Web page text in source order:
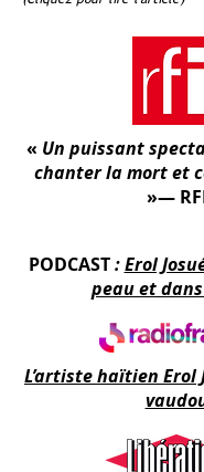
« Un puissant
chanter la mort et
»—
PODCAST:Erol
peau et
L’artiste haïtien